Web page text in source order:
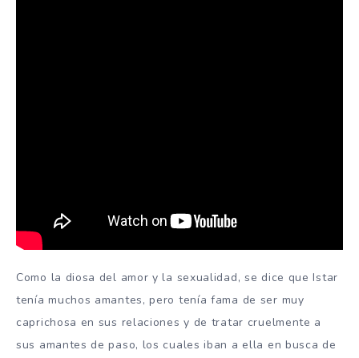
Como la diosa del amor y la sexualidad, se dice que Istar
tenía muchos amantes, pero tenía fama de ser muy
caprichosa en sus relaciones y de tratar cruelmente a
sus amantes de paso, los cuales iban a ella en busca de